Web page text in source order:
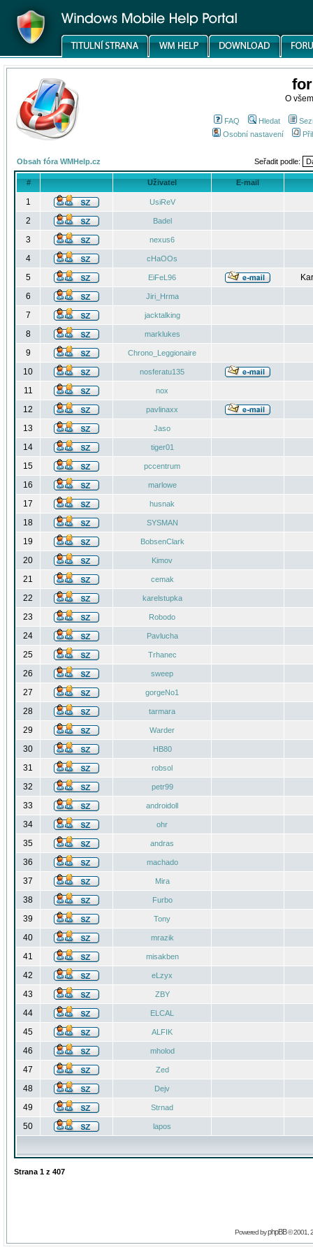
O
FAQ Hledat
Osobní nastavení
Obsah fóra WMHelp.cz Seřadit podle:
# Uživatel E-mail
1 UsiReV
2 Badel
3 nexus6
4 cHaOOs
5 EiFeL96
6
Jiri_Hrma
7 jacktalking
8 marklukes
9 Chrono_Leggionaire
10 nosferatu135
11 nox
12 pavlinaxx
13 Jaso
14 tiger01
15 pccentrum
16 marlowe
17 husnak
18 SYSMAN
19 BobsenClark
20 Kimov
21 cemak
22 karelstupka
23 Robodo
24 Pavlucha
25 Trhanec
26 sweep
27 gorgeNo1
28 tarmara
29 Warder
30 HB80
31 robsol
32 petr99
33 androidoll
34 ohr
35 andras
36 machado
37 Mira
38 Furbo
39 Tony
40 mrazik
41 misakben
42 eLzyx
43 ZBY
44 ELCAL
45 ALFIK
46 mholod
47 Zed
48 Dejv
49 Strnad
50 lapos
Strana 1 z 407
Powered byphpBB© 2001,